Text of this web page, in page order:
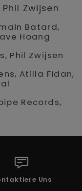
Phil Zwijsen
Batard,
Hoang
Phil Zwijsen
Atilla Fidan,
Records,
Uns